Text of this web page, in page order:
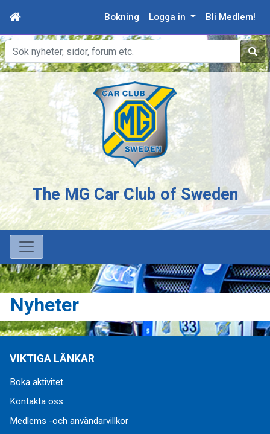
Bokning Logga in Bli Medlem!
Sök
The MG Car Club of Sweden
Nyheter
VIKTIGA LÄNKAR
Boka aktivitet
Kontakta oss
Medlems -och användarvillkor